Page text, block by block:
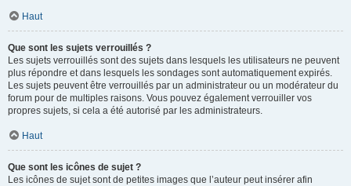
Haut
Que sont les sujets verrouillés ?
Les sujets verrouillés sont des sujets dans lesquels les utilisateurs ne peuvent
plus répondre et dans lesquels les sondages sont automatiquement expirés.
Les sujets peuvent être verrouillés par un administrateur ou un modérateur du
forum pour de multiples raisons. Vous pouvez également verrouiller vos
propres sujets, si cela a été autorisé par les administrateurs.
Haut
Que sont les icônes de sujet ?
Les icônes de sujet sont de petites images que l’auteur peut insérer afin